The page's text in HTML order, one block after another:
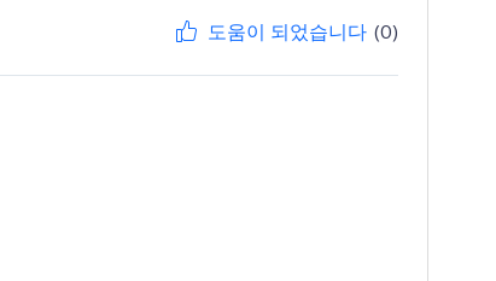
도움이 되었습니다 (0)